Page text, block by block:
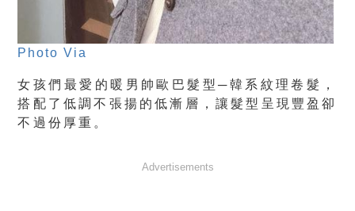
Photo Via
女孩們最愛的暖男帥歐巴髮型─韓系紋理卷髮，
搭配了低調不張揚的低漸層，讓髮型呈現豐盈卻
不過份厚重。
Advertisements